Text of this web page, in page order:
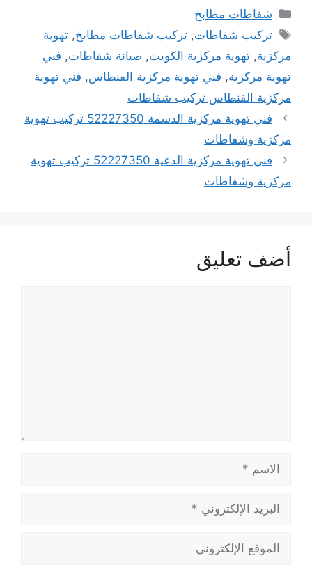
التصنيفات
شفاطات مطابخ
الوسوم
تركيب شفاطات,تركيب شفاطات مطابخ,تهوية
مركزية, تهوية مركزية الكويت, صيانة شفاطات, فني
تهوية مركزية, فني تهوية مركزية الفنطاس, فني تهوية
مركزية الفنطاس تركيب شفاطات
فني تهوية مركزية الدسمة 52227350 تركيب تهوية
مركزية وشفاطات
فني تهوية مركزية الدعية 52227350 تركيب تهوية
مركزية وشفاطات
أضف تعليق
الإلكتروني
الإلكتروني